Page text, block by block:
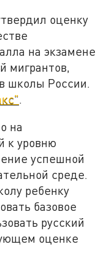
оценку
на экзамене
мигрантов,
школы России.
.
на
к уровню
успешной
среде.
ребенку
базовое
русский
оценке